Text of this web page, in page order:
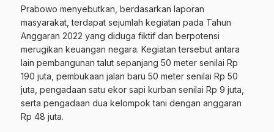
Prabowo menyebutkan, berdasarkan laporan
masyarakat, terdapat sejumlah kegiatan pada Tahun
Anggaran 2022 yang diduga fiktif dan berpotensi
merugikan keuangan negara. Kegiatan tersebut antara
lain pembangunan talut sepanjang 50 meter senilai Rp
190 juta, pembukaan jalan baru 50 meter senilai Rp 50
juta, pengadaan satu ekor sapi kurban senilai Rp 9 juta,
serta pengadaan dua kelompok tani dengan anggaran
Rp 48 juta.